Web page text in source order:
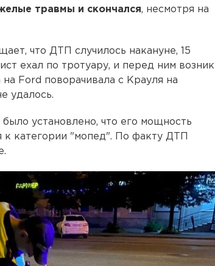
травмы и скончался, несмотря на
что ДТП случилось накануне, 15
ехал по тротуару, и перед ним возник
Ford поворачивала с Крауля на
удалось.
установлено, что его мощность
к категории "мопед". По факту ДТП